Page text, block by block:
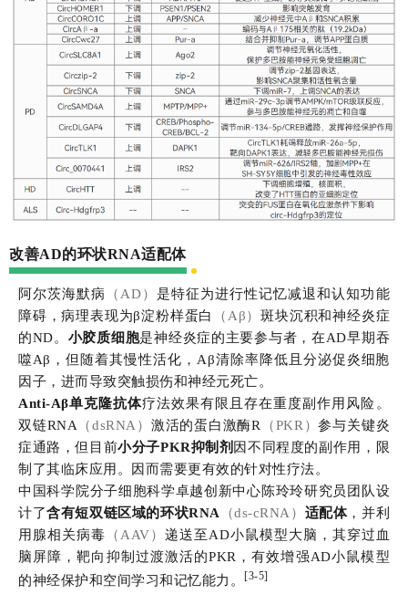
改善AD的环状RNA适配体
阿尔茨海默病 （AD） 是特征为进行性记忆减退和认知功能
障碍，病理表现为β淀粉样蛋白
（Aβ）斑块沉积和神经炎症
的ND。 小胶质细胞是神经炎症的主要参与者，在AD早期吞
噬Aβ，但随着其慢性活化，Aβ清除率降低且分泌促炎细胞
因子，进而导致突触损伤和神经元死亡。
Anti-Aβ单克隆抗体疗法效果有限且存在重度副作用风险。
双链RNA （dsRNA） 激活的蛋白激酶R （PKR）参与关键炎
症通路，但目前小分子PKR抑制剂 因不同程度的副作用，限
制了其临床应用。因而需要更有效的针对性疗法。
中国科学院分子细胞科学卓越创新中心陈玲玲研究员团队设
计了含有短双链区域的环状RNA （ds-cRNA） 适配体，并利
用腺相关病毒 （AAV） 递送至AD小鼠模型大脑，其穿过血
脑屏障，靶向抑制过渡激活的PKR，有效增强AD小鼠模型
的神经保护和空间学习和记忆能力。 [3-5]